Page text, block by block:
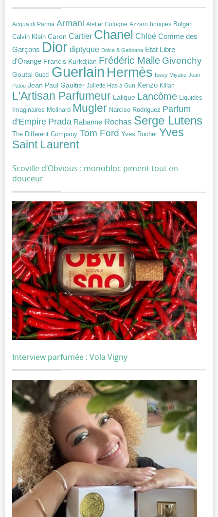
Acqua di Parma Armani Atelier Cologne Azzaro bougies Bulgari
Calvin Klein Caron Cartier Chanel Chloé Comme des
Garçons Dior diptyque Dolce & Gabbana Etat Libre
d'Orange Francis Kurkdjian Frédéric Malle Givenchy
Goutal Gucci Guerlain Hermès Issey Miyake Jean
Patou Jean Paul Gaultier Juliette Has a Gun Kenzo Kilian
L'Artisan Parfumeur Lalique Lancôme
Liquides
Imaginaires Molinard Mugler Narciso Rodriguez Parfum
d'Empire Prada Rabanne Rochas Serge Lutens
The Different Company Tom Ford Yves Rocher Yves
Saint Laurent
Scoville d’Obvious : monobloc piment tout en
douceur
Interview parfumée : Vola Vigny